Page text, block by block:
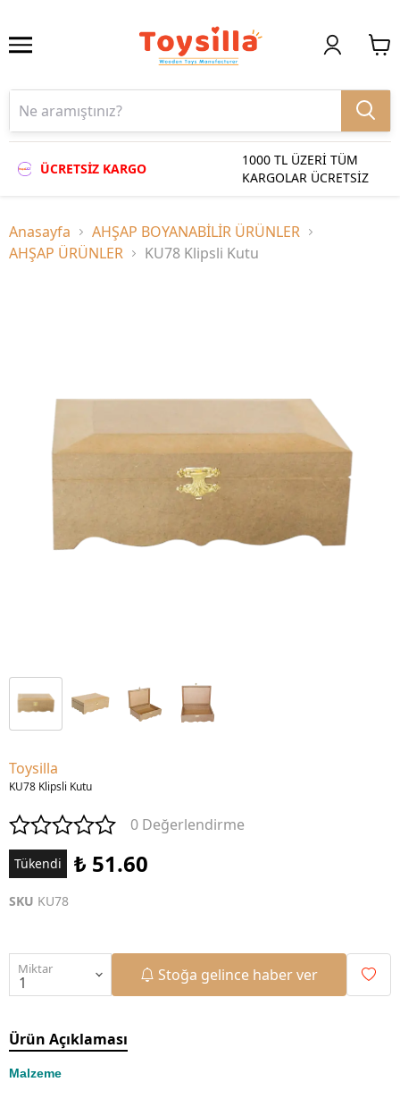
ÜCRETSİZ KARGO
1000 TL ÜZERİ TÜM
KARGOLAR ÜCRETSİZ
Anasayfa
AHŞAP BOYANABİLİR ÜRÜNLER
AHŞAP ÜRÜNLER
KU78 Klipsli Kutu
Toysilla
KU78 Klipsli Kutu
0 Değerlendirme
Tükendi ₺ 51.60
SKU KU78
Miktar Stoğa gelince haber ver
Ürün Açıklaması
Malzeme